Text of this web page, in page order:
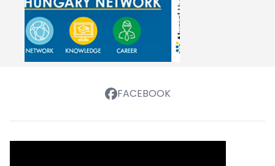
FACEBOOK